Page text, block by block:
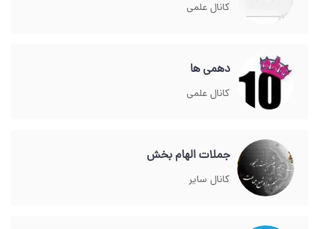
کانال علمی
دهمی ها
کانال علمی
جملات الهام بخش
کانال سایر